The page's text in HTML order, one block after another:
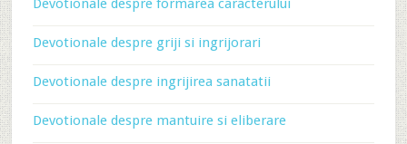
Devotionale despre formarea caracterului
Devotionale despre griji si ingrijorari
Devotionale despre ingrijirea sanatatii
Devotionale despre mantuire si eliberare